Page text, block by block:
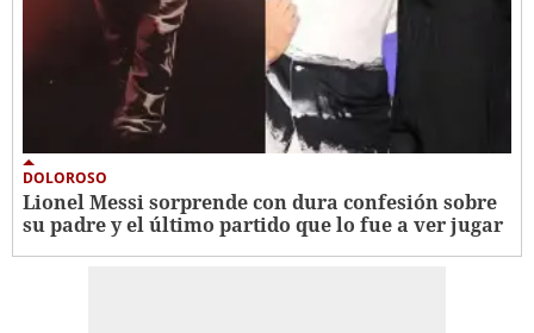
DOLOROSO
Lionel Messi sorprende con dura confesión sobre
su padre y el último partido que lo fue a ver jugar